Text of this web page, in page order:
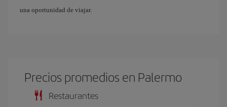
una oportunidad de viajar.
Precios promedios en Palermo
Restaurantes